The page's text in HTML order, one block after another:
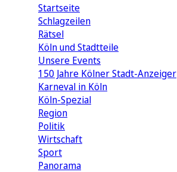
Startseite
Schlagzeilen
Rätsel
Köln und Stadtteile
Unsere Events
150 Jahre Kölner Stadt-Anzeiger
Karneval in Köln
Köln-Spezial
Region
Politik
Wirtschaft
Sport
Panorama